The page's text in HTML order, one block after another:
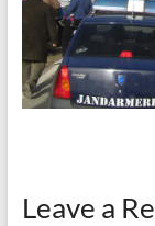
Leave a